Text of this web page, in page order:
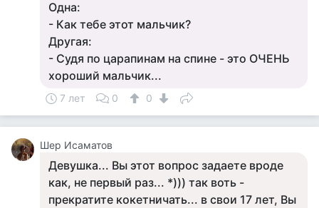
Одна:
- Как тебе этот мальчик?
Другая:
- Судя по царапинам на спине - это ОЧЕНЬ
хороший мальчик...
7 лет 0 0
Шер Исаматов
Девушка... Вы этот вопрос задаете вроде
как, не первый раз... *))) так воть -
прекратите кокетничать... в свои 17 лет, Вы